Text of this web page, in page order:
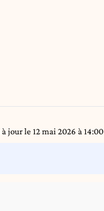
à jour le 12 mai 2026 à 14:00